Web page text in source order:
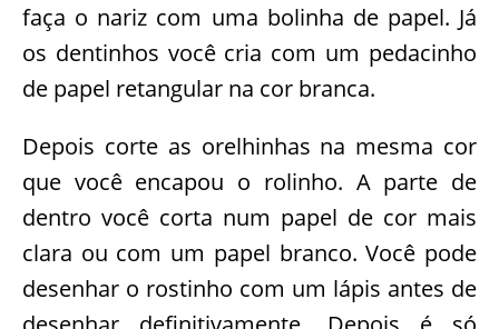
faça o nariz com uma bolinha de papel. Já
os dentinhos você cria com um pedacinho
de papel retangular na cor branca.
Depois corte as orelhinhas na mesma cor
que você encapou o rolinho. A parte de
dentro você corta num papel de cor mais
clara ou com um papel branco. Você pode
desenhar o rostinho com um lápis antes de